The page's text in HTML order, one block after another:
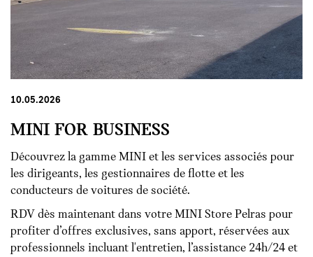
10.05.2026
MINI FOR BUSINESS
Découvrez la gamme MINI et les services associés pour
les dirigeants, les gestionnaires de flotte et les
conducteurs de voitures de société.
​RDV dès maintenant dans votre MINI Store Pelras pour
profiter d’offres exclusives, sans apport, réservées aux
professionnels incluant l'entretien, l’assistance 24h/24 et